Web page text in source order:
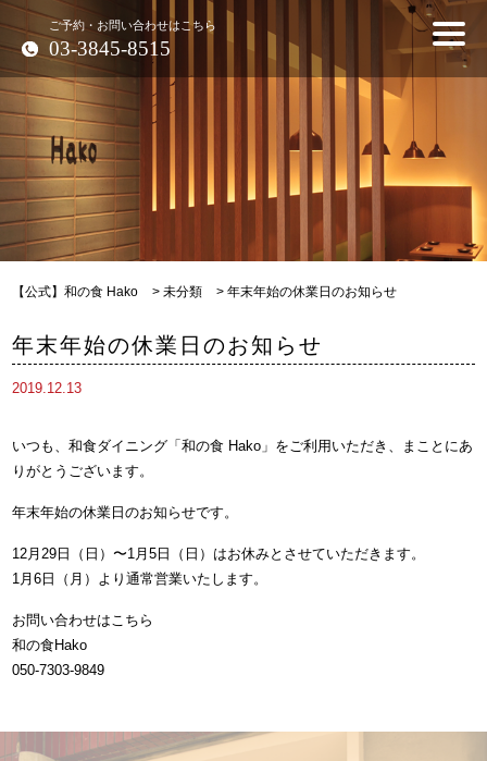
ご予約・お問い合わせはこちら
03-3845-8515
【公式】和の食 Hako >未分類 >年末年始の休業日のお知らせ
年末年始の休業日のお知らせ
2019.12.13
いつも、和食ダイニング「和の食 Hako」をご利用いただき、まことにあ
りがとうございます。
年末年始の休業日のお知らせです。
12月29日（日）〜1月5日（日）はお休みとさせていただきます。
1月6日（月）より通常営業いたします。
お問い合わせはこちら
和の食Hako
050-7303-9849